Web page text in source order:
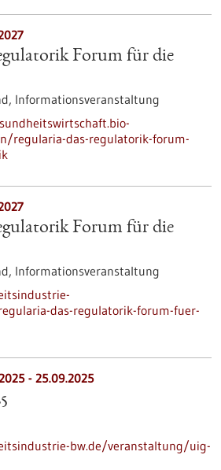
Forum für die
Informationsveranstaltung
regularia-das-regulatorik-forum-
Forum für die
Informationsveranstaltung
das-regulatorik-forum-fuer-
- 25.09.2025
bw.de/veranstaltung/uig-